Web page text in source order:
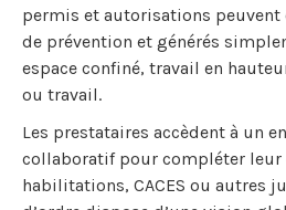
permis et autorisations peuvent
de prévention et générés
espace confiné, travail en
ou travail.
Les prestataires accèdent à un
collaboratif pour compléter leur
habilitations, CACES ou autres